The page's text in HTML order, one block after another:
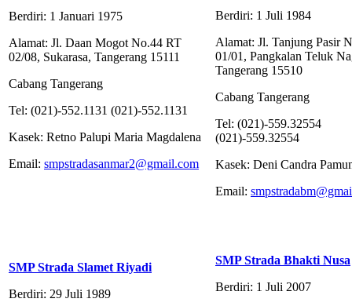
Berdiri: 1 Januari 1975
Alamat: Jl. Daan Mogot No.44 RT
02/08, Sukarasa, Tangerang 15111
Cabang Tangerang
Tel: (021)-552.1131 (021)-552.1131
Kasek: Retno Palupi Maria Magdalena
Email: smpstradasanmar2@gmail.com
Berdiri: 1 Juli 1984
Alamat: Jl. Tanjung Pasir
01/01, Pangkalan Teluk
Tangerang 15510
Cabang Tangerang
Tel: (021)-559.32554
(021)-559.32554
Kasek: Deni Candra
Email:
SMP Strada Slamet Riyadi
Berdiri: 29 Juli 1989
SMP Strada Bhakti Nusa
Berdiri: 1 Juli 2007